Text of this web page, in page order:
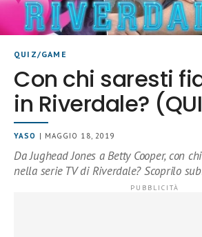
QUIZ/GAME
Con chi saresti
in Riverdale?
YASO | MAGGIO 18, 2019
Da Jughead Jones a Betty Cooper, con
nella serie TV di Riverdale? Scoprilo